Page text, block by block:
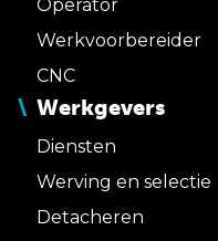
Operator
Werkvoorbereider
CNC
Werkgevers
Diensten
Werving en selectie
Detacheren